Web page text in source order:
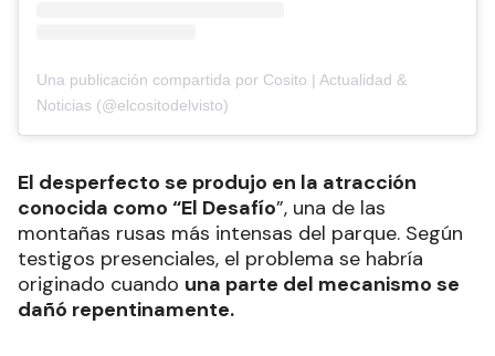
Una publicación compartida por Cosito | Actualidad &
Noticias (@elcositodelvisto)
El desperfecto se produjo en la atracción
conocida como “El Desafío”, una de las
montañas rusas más intensas del parque. Según
testigos presenciales, el problema se habría
originado cuando una parte del mecanismo se
dañó repentinamente.